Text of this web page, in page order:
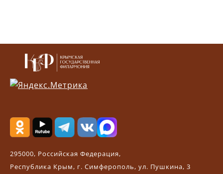
295000, Российская Федерация,
Республика Крым, г. Симферополь, ул. Пушкина, 3